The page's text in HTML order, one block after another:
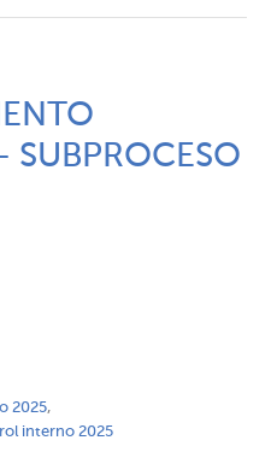
SUBPROCESO
2025,
interno 2025